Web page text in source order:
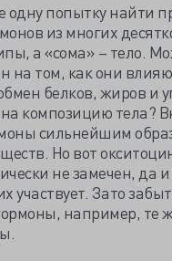
попытку найти
из многих
а «сома» – тело.
на том, как они
белков, жиров и
на композицию тела?
сильнейшим
Но вот
не замечен, да
участвует. Зато
например, те